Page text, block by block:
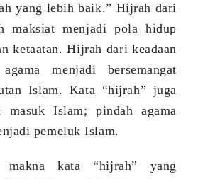
yang lebih baik.” Hijrah dari
maksiat menjadi pola hidup
ketaatan. Hijrah dari keadaan
menjadi bersemangat
Islam. Kata “hijrah” juga
masuk Islam; pindah agama
pemeluk Islam.
makna kata “hijrah” yang